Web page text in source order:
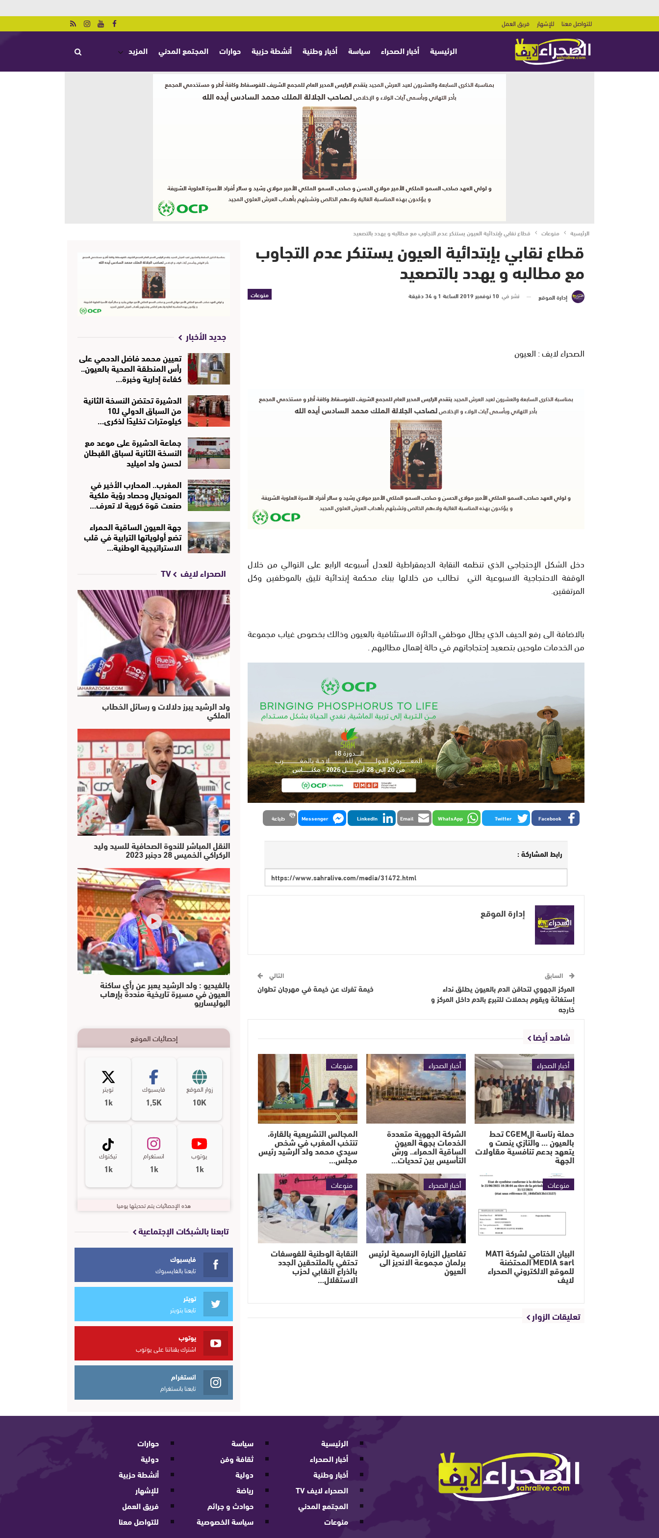
للتواصل معنا للإشهار فريق العمل
الرئيسية أخبار الصحراء سياسة أخبار وطنية أنشطة حزبية حوارات المجتمع المدني المزيد
الرئيسية منوعات قطاع نقابي بإبتدائية العيون يستنكر عدم التجاوب مع مطالبه و يهدد بالتصعيد
قطاع نقابي بإبتدائية العيون يستنكر عدم التجاوب
مع مطالبه و يهدد بالتصعيد
منوعات إدارة الموقع نشر في 10 نوفمبر 2019 الساعة 1 و 34 دقيقة
الصحراء لايف : العيون
دخل الشكل الإحتجاجي الذي تنظمه النقابة الديمقراطية للعدل أسبوعه الرابع على التوالي من خلال
الوقفة الاحتجاجية الاسبوعية التي تطالب من خلالها ببناء محكمة إبتدائية تليق بالموظفين وكل
المرتفقين.
بالاضافة الى رفع الحيف الذي يطال موظفي الدائرة الاستئنافية بالعيون وذالك بخصوص غياب مجموعة
من الخدمات ملوحين بتصعيد إحتجاجاتهم في حالة إهمال مطالبهم .
Facebook
Twitter
WhatsApp
Email
LinkedIn
Messenger طباعة
رابط المشاركة :
إدارة الموقع
السابق
المركز الجهوي لتحاقن الدم بالعيون يطلق نداء
إستغاثة ويقوم بحملات للتبرع بالدم داخل المركز و
خارجه
التالي
خيمة تفرك عن خيمة في مهرجان تطوان
شاهد أيضا
أخبار الصحراء
حملة رئاسة الCGEM تحط
بالعيون … والتازي ينصت و
يتعهد بدعم تنافسية مقاولات
الجهة
أخبار الصحراء
الشركة الجهوية متعددة
الخدمات بجهة العيون
الساقية الحمراء.. ورش
التأسيس بين تحديات…
منوعات
المجالس التشريعية بالقارة،
تنتخب المغرب في شخص
سيدي محمد ولد الرشيد رئيس
مجلس…
منوعات
البيان الختامي لشركة MATI
MEDIA sarl المحتضنة
للموقع الالكتروني الصحراء
لايف
أخبار الصحراء
تفاصيل الزيارة الرسمية لرئيس
برلمان مجموعة الانديز الى
العيون
منوعات
النقابة الوطنية للفوسفات
تحتفي بالملتحقين الجدد
بالذراع النقابي لحزب
الاستقلال…
تعليقات الزوار
جديد الأخبار
تعيين محمد فاضل الدحمي على
رأس المنطقة الصحية بالعيون..
كفاءة إدارية وخبرة…
الدشيرة تحتضن النسخة الثانية
من السباق الدولي لـ10
كيلومترات تخليدًا لذكرى…
جماعة الدشيرة على موعد مع
النسخة الثانية لسباق القبطان
لحسن ولد اميليد
المغرب.. المحارب الأخير في
المونديال وحصاد رؤية ملكية
صنعت قوة كروية لا تعرف…
جهة العيون الساقية الحمراء
تضع أولوياتها الترابية في قلب
الاستراتيجية الوطنية…
الصحراء لايف TV
ولد الرشيد يبرز دلالات و رسائل الخطاب
الملكي
النقل المباشر للندوة الصحافية للسيد وليد
الركراكي الخميس 28 دجنبر 2023
بالفيديو : ولد الرشيد يعبر عن رأي ساكنة
العيون في مسيرة تاريخية منددة بإرهاب
البوليساريو
إحصائيات الموقع
زوار الموقع
10K
فايسبوك
1,5K
تويتر
1k
يوتوب
1k
انستغرام
1k
تيكتوك
1k
هذه الإحصائيات يتم تحديثها يوميا
تابعنا بالشبكات الإجتماعية
فايسبوك
تابعنا بالفايسبوك
تويتر
تابعنا بتويتر
يوتوب
اشترك بقناتنا على يوتوب
انستغرام
تابعنا بانستغرام
الرئيسية
أخبار الصحراء
أخبار وطنية
الصحراء لايف TV
المجتمع المدني
منوعات
سياسة
ثقافة وفن
دولية
رياضة
حوادث و جرائم
سياسة الخصوصية
حوارات
دولية
أنشطة حزبية
للإشهار
فريق العمل
للتواصل معنا